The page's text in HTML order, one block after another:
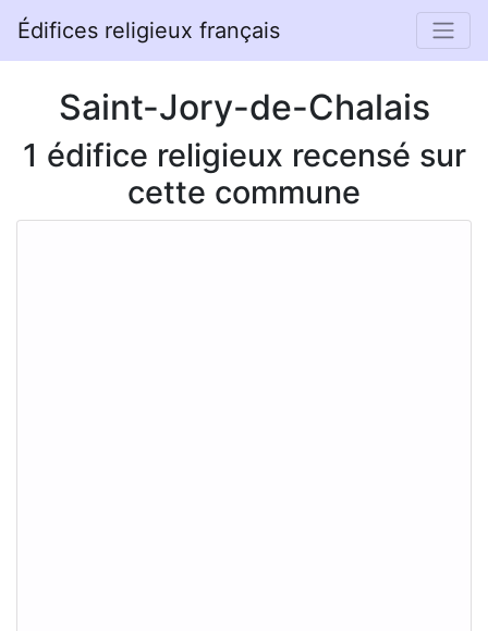
Édifices religieux français
Saint-Jory-de-Chalais
1 édifice religieux recensé sur
cette commune